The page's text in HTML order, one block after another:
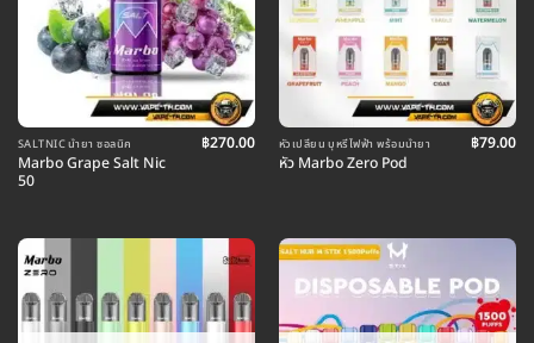
SALTNIC น้ำยา ซอลนิค
Marbo Grape Salt Nic
50
฿270.00 หัวเปลี่ยน บุหรี่ไฟฟ้า พร้อมน้ำยา
หัว Marbo Zero Pod
฿79.00